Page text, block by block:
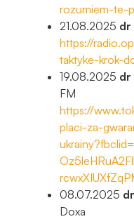
rozumiem-te-
21.08.2025 dr
https://
taktyke-krok-
19.08.2025 dr
FM
https://
placi-za-
08.07.2025
Doxa